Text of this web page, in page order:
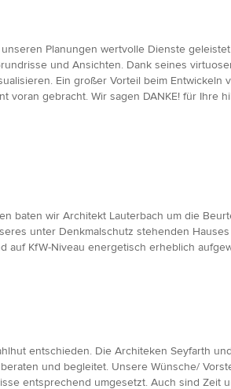
Planungen wertvolle Dienste
und Ansichten. Dank seines
Ein großer Vorteil beim Entwickeln
gebracht. Wir sagen DANKE! für Ihre
baten wir Architekt Lauterbach um die
unter Denkmalschutz stehenden
KfW-Niveau energetisch erheblich
entschieden. Die Architeken Seyfarth
und begleitet. Unsere Wünsche/
entsprechend umgesetzt. Auch sind Zeit